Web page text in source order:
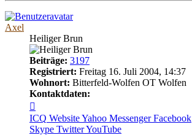
Axel
Heiliger Brun
Beiträge: 3197
Registriert: Freitag 16. Juli 2004, 14:37
Wohnort: Bitterfeld-Wolfen OT Wolfen
Kontaktdaten:
von
Axel
ICQ WebsiteYahoo Messenger Facebook
Skype TwitterYouTube